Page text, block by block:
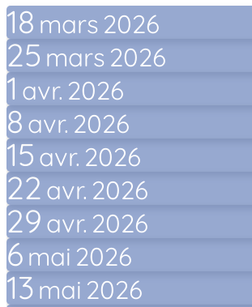
18 mars 2026
25 mars 2026
1 avr. 2026
8 avr. 2026
15 avr. 2026
22 avr. 2026
29 avr. 2026
6 mai 2026
13 mai 2026